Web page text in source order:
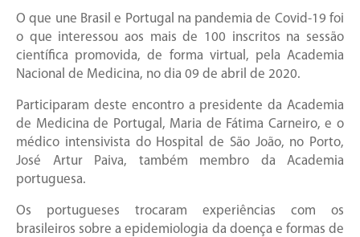
O que une Brasil e Portugal na pandemia de Covid-19 foi
o que interessou aos mais de 100 inscritos na sessão
científica promovida, de forma virtual, pela Academia
Nacional de Medicina, no dia 09 de abril de 2020.
Participaram deste encontro a presidente da Academia
de Medicina de Portugal, Maria de Fátima Carneiro, e o
médico intensivista do Hospital de São João, no Porto,
José Artur Paiva, também membro da Academia
portuguesa.
Os portugueses trocaram experiências com os
brasileiros sobre a epidemiologia da doença e formas de